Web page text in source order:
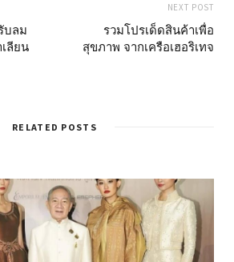
บลม
ลียน
NEXT POST
รวมโปรเด็ดสินค้าเพื่อ
สุขภาพ จากเครือเฮอริเทจ
RELATED POSTS